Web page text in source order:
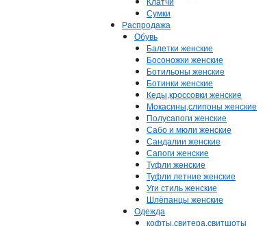
Сумки
Распродажа
Обувь
Балетки женские
Босоножки женские
Ботильоны женские
Ботинки женские
Кеды,кроссовки женские
Мокасины,слипоны женские
Полусапоги женские
Сабо и мюли женские
Сандалии женские
Сапоги женские
Туфли женские
Туфли летние женские
Уги стиль женские
Шлёпанцы женские
Одежда
кофты,свитера,свитшоты